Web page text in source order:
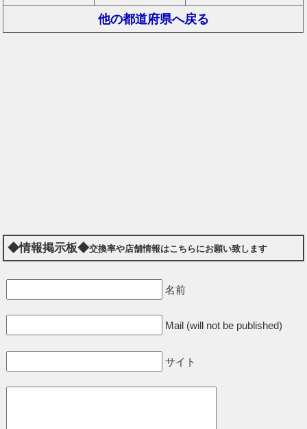
他の都道府県へ戻る
◆情報掲示板◆交換率や店舗情報はこちらにお願い致します
名前
Mail (will not be published)
サイト